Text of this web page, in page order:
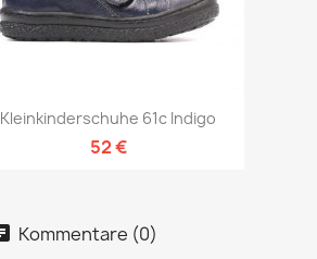
Vorschau
Kleinkinderschuhe 61c Indigo
52 €
Kommentare (0)